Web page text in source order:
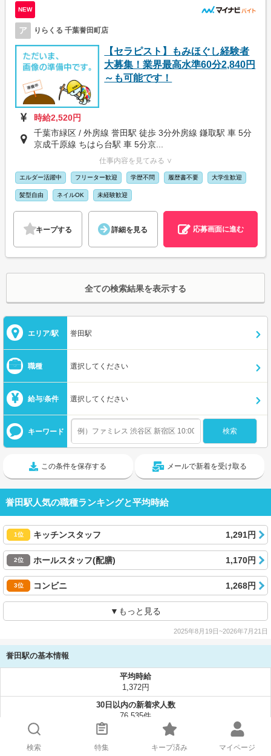
NEW
ア りらくる 千葉誉田町店
【セラピスト】もみほぐし経験者
大募集！業界最高水準60分2,840円
～も可能です！
時給2,520円
千葉市緑区 / 外房線 誉田駅 徒歩 3分外房線 鎌取駅 車 5分
京成千原線 ちはら台駅 車 5分京...
仕事内容を見てみる ∨
エルダー活躍中 フリーター歓迎 学歴不問 履歴書不要 大学生歓迎
髪型自由 ネイルOK 未経験歓迎
キープする 詳細を見る 応募画面に進む
全ての検索結果を表示する
エリア/駅 誉田駅
職種 選択してください
給与/条件 選択してください
キーワード
この条件を保存する メールで新着を受け取る
誉田駅人気の職種ランキングと平均時給
1位 キッチンスタッフ 1,291円
2位 ホールスタッフ(配膳) 1,170円
3位 コンビニ 1,268円
▼もっと見る
2025年8月19日~2026年7月21日
誉田駅の基本情報
平均時給
1,372円
30日以内の新着求人数
76,535件
検索 特集 キープ済み マイページ